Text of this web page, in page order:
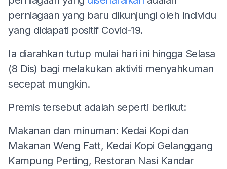
perniagaan yang baru dikunjungi oleh individu
yang didapati positif Covid-19.
Ia diarahkan tutup mulai hari ini hingga Selasa
(8 Dis) bagi melakukan aktiviti menyahkuman
secepat mungkin.
Premis tersebut adalah seperti berikut:
Makanan dan minuman: Kedai Kopi dan
Makanan Weng Fatt, Kedai Kopi Gelanggang
Kampung Perting, Restoran Nasi Kandar